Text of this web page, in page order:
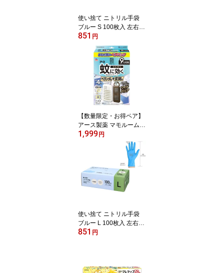
使い捨て ニトリル手袋
ブルー S 100枚入 左右兼
用 パウダーフリー 青 粉
なし 明石通商
851 円
【数量限定・お得ペア】
アース製薬 マモルーム
蚊に効く 吊るだけプレー
ト ベランダ用 + 玄関用 9
ヵ月用 ペアパック
1,999円
使い捨て ニトリル手袋
ブルー L 100枚入 左右兼
用 パウダーフリー 青 粉
851 円